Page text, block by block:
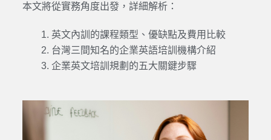
本文將從實務角度出發，詳細解析：
英文內訓的課程類型、優缺點及費用比較
台灣三間知名的企業英語培訓機構介紹
企業英文培訓規劃的五大關鍵步驟